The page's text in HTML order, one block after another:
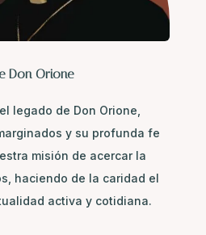
Don Orione
legado de Don Orione,
y su profunda fe
misión de acercar la
haciendo de la caridad el
activa y cotidiana.